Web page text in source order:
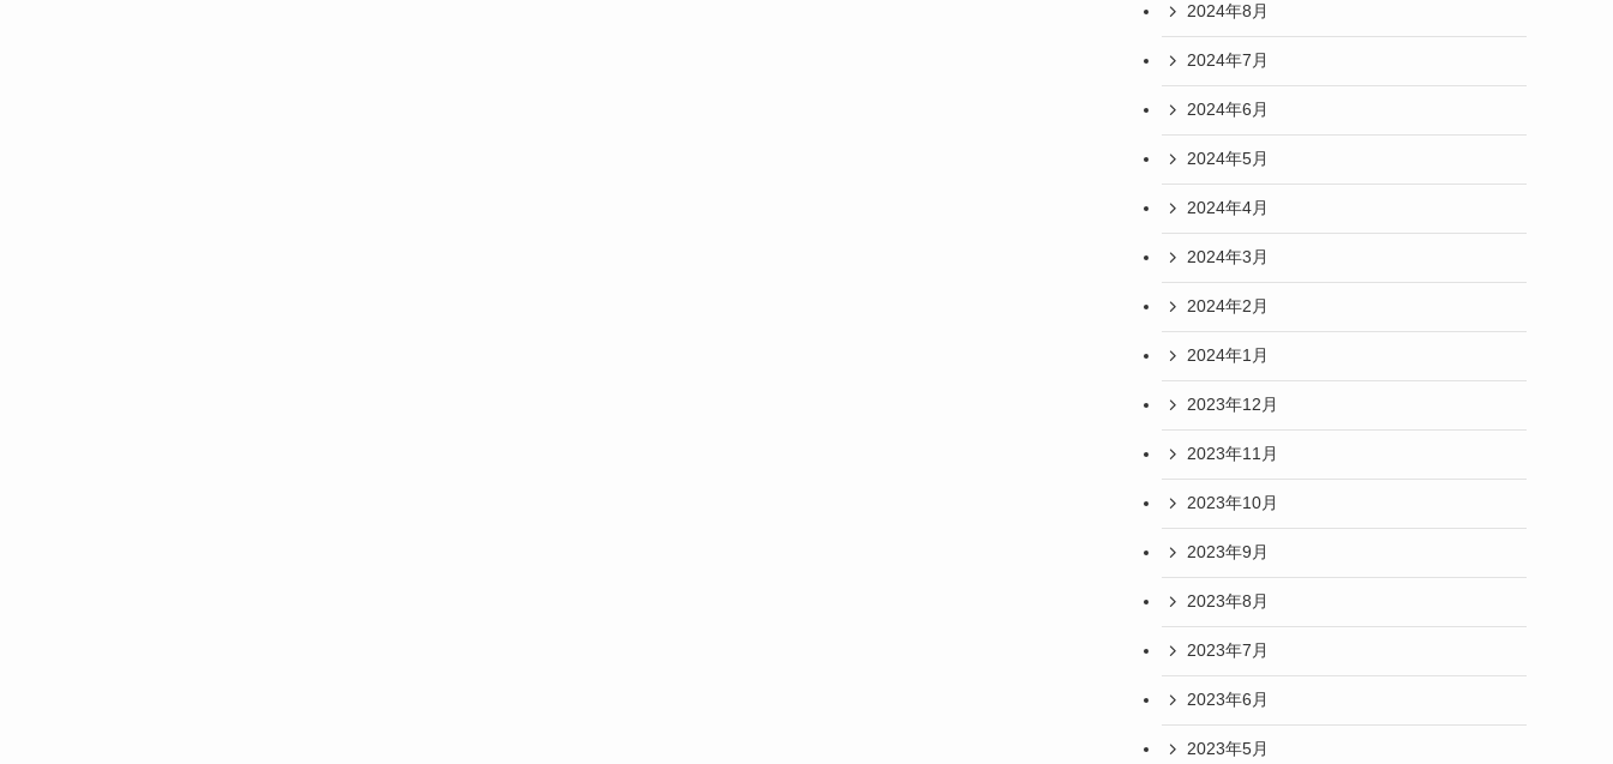
2024年8月
2024年7月
2024年6月
2024年5月
2024年4月
2024年3月
2024年2月
2024年1月
2023年12月
2023年11月
2023年10月
2023年9月
2023年8月
2023年7月
2023年6月
2023年5月